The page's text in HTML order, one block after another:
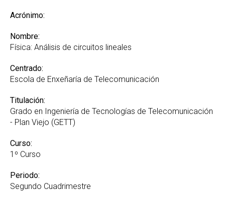
Acrónimo:
Nombre:
Física: Análisis de circuitos lineales
Centrado:
Escola de Enxeñaría de Telecomunicación
Titulación:
Grado en Ingeniería de Tecnologías de Telecomunicación
- Plan Viejo (GETT)
Curso:
1º Curso
Periodo:
Segundo Cuadrimestre